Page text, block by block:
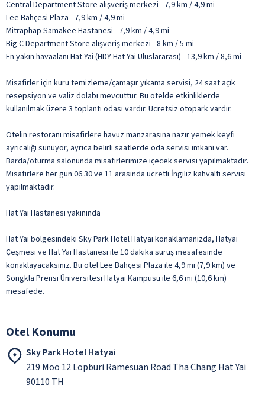
Central Department Store alışveriş merkezi - 7,9 km / 4,9 mi
Lee Bahçesi Plaza - 7,9 km / 4,9 mi
Mitraphap Samakee Hastanesi - 7,9 km / 4,9 mi
Big C Department Store alışveriş merkezi - 8 km / 5 mi
En yakın havaalanı Hat Yai (HDY-Hat Yai Uluslararası) - 13,9 km / 8,6 mi
Misafirler için kuru temizleme/çamaşır yıkama servisi, 24 saat açık
resepsiyon ve valiz dolabı mevcuttur. Bu otelde etkinliklerde
kullanılmak üzere 3 toplantı odası vardır. Ücretsiz otopark vardır.
Otelin restoranı misafirlere havuz manzarasına nazır yemek keyfi
ayrıcalığı sunuyor, ayrıca belirli saatlerde oda servisi imkanı var.
Barda/oturma salonunda misafirlerimize içecek servisi yapılmaktadır.
Misafirlere her gün 06.30 ve 11 arasında ücretli İngiliz kahvaltı servisi
yapılmaktadır.
Hat Yai Hastanesi yakınında
Hat Yai bölgesindeki Sky Park Hotel Hatyai konaklamanızda, Hatyai
Çeşmesi ve Hat Yai Hastanesi ile 10 dakika sürüş mesafesinde
konaklayacaksınız. Bu otel Lee Bahçesi Plaza ile 4,9 mi (7,9 km) ve
Songkla Prensi Üniversitesi Hatyai Kampüsü ile 6,6 mi (10,6 km)
mesafede.
Otel Konumu
Sky Park Hotel Hatyai
219 Moo 12 Lopburi Ramesuan Road Tha Chang Hat Yai
90110 TH